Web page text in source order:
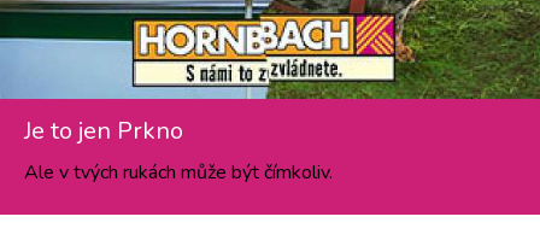
Je to jen Prkno
Ale v tvých rukách může být čímkoliv.